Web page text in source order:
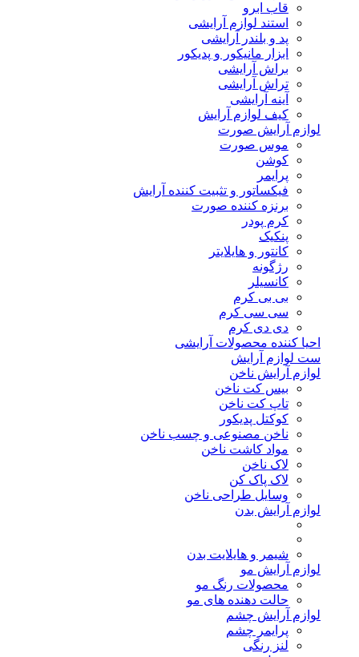
قاب ابرو
استند لوازم آرایشی
پد و بلندر آرایشی
ابزار مانیکور و پدیکور
براش آرایشی
تراش آرایشی
آینه آرایشی
کیف لوازم آرایش
لوازم آرایش صورت
موس صورت
کوشن
پرایمر
فیکساتور و تثبیت کننده آرایش
برنزه کننده صورت
کرم پودر
پنکیک
کانتور و هایلایتر
رژگونه
کانسیلر
بی بی کرم
سی سی کرم
دی دی کرم
احیا کننده محصولات آرایشی
ست لوازم آرایش
لوازم آرایش ناخن
بیس کت ناخن
تاپ کت ناخن
کوکتل پدیکور
ناخن مصنوعی و چسب ناخن
مواد کاشت ناخن
لاک ناخن
لاک پاک کن
وسایل طراحی ناخن
لوازم آرایش بدن
شیمر و هایلایت بدن
لوازم آرایش مو
محصولات رنگ مو
حالت دهنده های مو
لوازم آرایش چشم
پرایمر چشم
لنز رنگی